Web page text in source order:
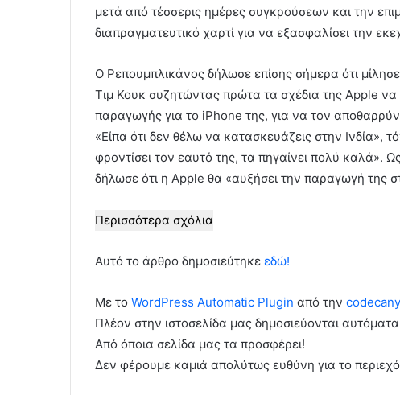
μετά από τέσσερις ημέρες συγκρούσεων και την
διαπραγματευτικό χαρτί για να εξασφαλίσει την
Ο Ρεπουμπλικάνος δήλωσε επίσης σήμερα ότι
Τιμ Κουκ συζητώντας πρώτα τα σχέδια της Apple να
παραγωγής για το iPhone της, για να τον
«Είπα ότι δεν θέλω να κατασκευάζεις στην Ινδία»,
φροντίσει τον εαυτό της, τα πηγαίνει πολύ καλά».
δήλωσε ότι η Apple θα «αυξήσει την παραγωγή της
Περισσότερα σχόλια
Αυτό το άρθρο δημοσιεύτηκε εδώ!
Με το WordPress Automatic Plugin από την
Πλέον στην ιστοσελίδα μας δημοσιεύονται
Από όποια σελίδα μας τα προσφέρει!
Δεν φέρουμε καμιά απολύτως ευθύνη για το